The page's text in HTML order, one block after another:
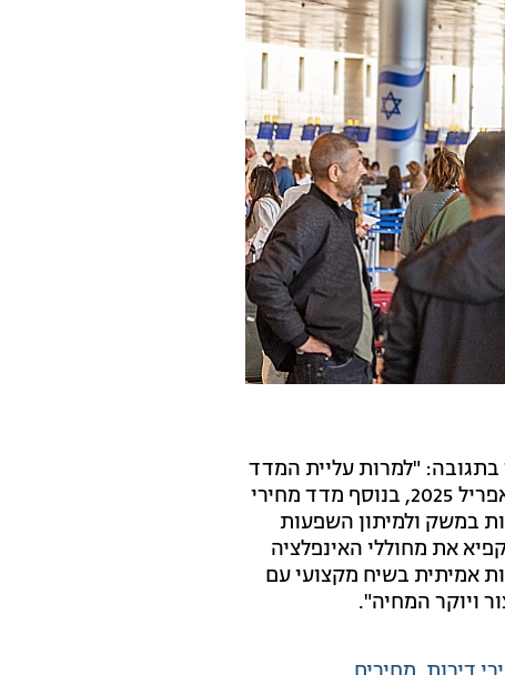
"למרות עליית המדד
החדה ב 1.1%, מדד מחירי הצרכן למזון (ללא פירות וירקות) עלה רק ב 0.1% ב באפריל 2025, בנוסף מדד מחירי
ליציבות במשק ולמיתון השפעות
את מחוללי האינפלציה
אמיתית בשיח מקצועי עם
ויוקר המחיה".